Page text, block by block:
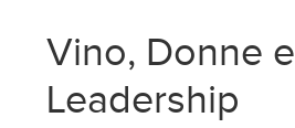
Vino, Donne e
Leadership